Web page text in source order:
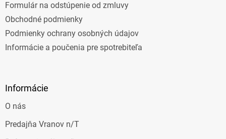
Formulár na odstúpenie od zmluvy
Obchodné podmienky
Podmienky ochrany osobných údajov
Informácie a poučenia pre spotrebiteľa
Informácie
O nás
Predajňa Vranov n/T